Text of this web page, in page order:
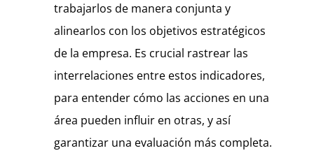
trabajarlos de manera conjunta y
alinearlos con los objetivos estratégicos
de la empresa. Es crucial rastrear las
interrelaciones entre estos indicadores,
para entender cómo las acciones en una
área pueden influir en otras, y así
garantizar una evaluación más completa.